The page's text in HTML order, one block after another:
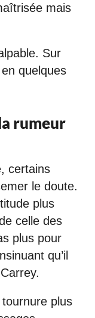
mais
Sur
quelques
rumeur
certains
le doute.
plus
celle des
plus pour
qu’il
plus